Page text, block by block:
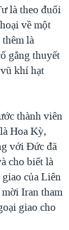
CUỘC'
THÔN MỸ
là theo đuổi
về một
là
gắng thuyết
khí hạt
thành viên
Hoa Kỳ,
với Đức đã
cho biết là
của Liên
Iran tham
giao cho